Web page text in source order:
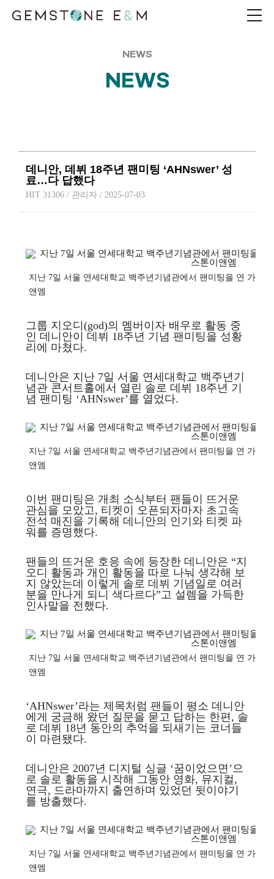
NEWS
NEWS
데니안, 데뷔 18주년 팬미팅 ‘AHNswer’ 성
료…다 답했다
HIT 31306 / 관리자 / 2025-07-03
지난 7일 서울 연세대학교 백주년기념관에서 팬미팅을 연 가수
앤엠
그룹 지오디(god)의 멤버이자 배우로 활동 중
인 데니안이 데뷔 18주년 기념 팬미팅을 성황
리에 마쳤다.
데니안은 지난 7일 서울 연세대학교 백주년기
념관 콘서트홀에서 열린 솔로 데뷔 18주년 기
념 팬미팅 ‘AHNswer’를 열었다.
지난 7일 서울 연세대학교 백주년기념관에서 팬미팅을 연 가수
앤엠
이번 팬미팅은 개최 소식부터 팬들이 뜨거운
관심을 모았고, 티켓이 오픈되자마자 초고속
전석 매진을 기록해 데니안의 인기와 티켓 파
워를 증명했다.
팬들의 뜨거운 호응 속에 등장한 데니안은 “지
오디 활동과 개인 활동을 따로 나눠 생각해 보
지 않았는데 이렇게 솔로 데뷔 기념일로 여러
분을 만나게 되니 색다르다”고 설렘을 가득한
인사말을 전했다.
지난 7일 서울 연세대학교 백주년기념관에서 팬미팅을 연 가수
앤엠
‘AHNswer’라는 제목처럼 팬들이 평소 데니안
에게 궁금해 왔던 질문을 묻고 답하는 한편, 솔
로 데뷔 18년 동안의 추억을 되새기는 코너들
이 마련됐다.
데니안은 2007년 디지털 싱글 ‘꿈이었으면’으
로 솔로 활동을 시작해 그동안 영화, 뮤지컬,
연극, 드라마까지 출연하며 있었던 뒷이야기
를 방출했다.
지난 7일 서울 연세대학교 백주년기념관에서 팬미팅을 연 가수
앤엠